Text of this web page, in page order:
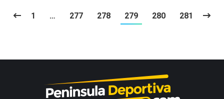
1 … 277 278 279 280 281